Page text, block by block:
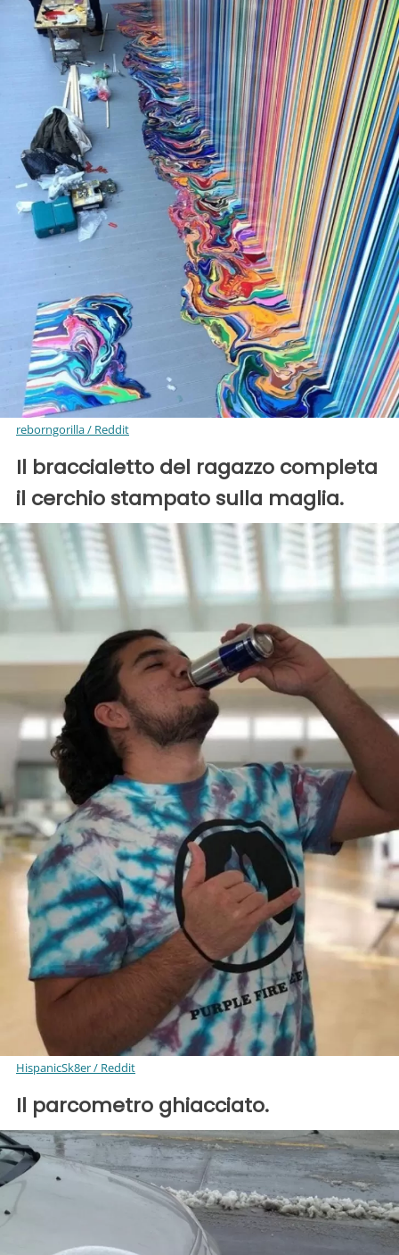
reborngorilla / Reddit
Il braccialetto del ragazzo completa
il cerchio stampato sulla maglia.
HispanicSk8er / Reddit
Il parcometro ghiacciato.